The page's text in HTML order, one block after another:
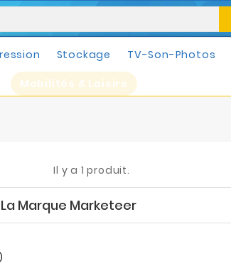
Stockage TV-Son-Photos
Mobilités & Loisirs
Il y a 1 produit.
Marque Marketeer